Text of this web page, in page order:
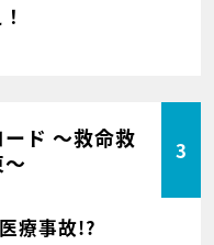
ド ～救命救
3
療事故!?